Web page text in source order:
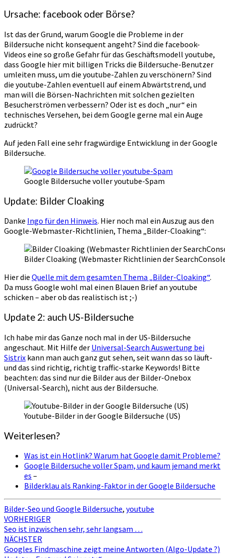
Ursache: facebook oder Börse?
Ist das der Grund, warum Google die Probleme in der
Bildersuche nicht konsequent angeht? Sind die facebook-
Videos eine so große Gefahr für das Geschäftsmodell youtube,
dass Google hier mit billigen Tricks die Bildersuche-Benutzer
umleiten muss, um die youtube-Zahlen zu verschönern? Sind
die youtube-Zahlen eventuell auf einem Abwärtstrend, und
man will die Börsen-Nachrichten mit solchen gezielten
Besucherströmen verbessern? Oder ist es doch „nur“ ein
technisches Versehen, bei dem Google gerne mal ein Auge
zudrückt?
Auf jeden Fall eine sehr fragwürdige Entwicklung in der Google
Bildersuche.
Google Bildersuche voller youtube-Spam
Update: Bilder Cloaking
Danke Ingo für den Hinweis. Hier noch mal ein Auszug aus den
Google-Webmaster-Richtlinien, Thema „Bilder-Cloaking“:
Bilder Cloaking (Webmaster Richtlinien der
Hier die Quelle mit dem gesamten Thema „Bilder-Cloaking“.
Da muss Google wohl mal einen Blauen Brief an youtube
schicken – aber ob das realistisch ist ;-)
Update 2: auch US-Bildersuche
Ich habe mir das Ganze noch mal in der US-Bildersuche
angeschaut. Mit Hilfe der Universal-Search Auswertung bei
Sistrix kann man auch ganz gut sehen, seit wann das so läuft-
und das sind richtig, richtig traffic-starke Keywords! Bitte
beachten: das sind nur die Bilder aus der Bilder-Onebox
(Universal-Search), nicht aus der Bildersuche.
Youtube-Bilder in der Google Bildersuche (US)
Weiterlesen?
Was ist ein Hotlink? Warum hat Google damit Probleme?
Google Bildersuche voller Spam, und kaum jemand merkt
es –
Bilderklau als Ranking-Faktor in der Google Bildersuche
Bilder-Seo und Google Bildersuche, youtube
Beitragsnavigation
VORHERIGER
Seo ist inzwischen sehr, sehr langsam …
NÄCHSTER
Googles Findmaschine zeigt meine Antworten (Algo-Update ?)